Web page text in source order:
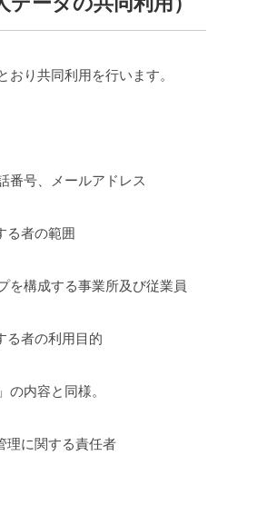
おり共同利用を行います。
番号、メールアドレス
る者の範囲
を構成する事業所及び従業員
る者の利用目的
の内容と同様。
理に関する責任者